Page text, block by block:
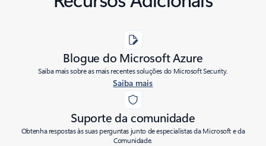
Blogue do Microsoft Azure
Saiba mais sobre as mais recentes soluções do Microsoft Security.
Saiba mais
Suporte da comunidade
Obtenha respostas às suas perguntas junto de especialistas da Microsoft e da
Comunidade.